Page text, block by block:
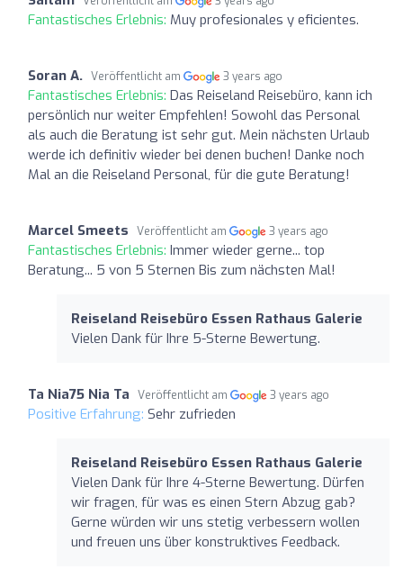
Fantastisches Erlebnis: Muy profesionales y eficientes.
Soran A. Veröffentlicht am 3 years ago
Fantastisches Erlebnis: Das Reiseland Reisebüro, kann ich
persönlich nur weiter Empfehlen! Sowohl das Personal
als auch die Beratung ist sehr gut. Mein nächsten Urlaub
werde ich definitiv wieder bei denen buchen! Danke noch
Mal an die Reiseland Personal, für die gute Beratung!
Marcel Smeets Veröffentlicht am 3 years ago
Fantastisches Erlebnis: Immer wieder gerne... top
Beratung... 5 von 5 Sternen Bis zum nächsten Mal!
Reiseland Reisebüro Essen Rathaus Galerie
Vielen Dank für Ihre 5-Sterne Bewertung.
Ta Nia75 Nia Ta Veröffentlicht am 3 years ago
Positive Erfahrung: Sehr zufrieden
Reiseland Reisebüro Essen Rathaus Galerie
Vielen Dank für Ihre 4-Sterne Bewertung. Dürfen
wir fragen, für was es einen Stern Abzug gab?
Gerne würden wir uns stetig verbessern wollen
und freuen uns über konstruktives Feedback.